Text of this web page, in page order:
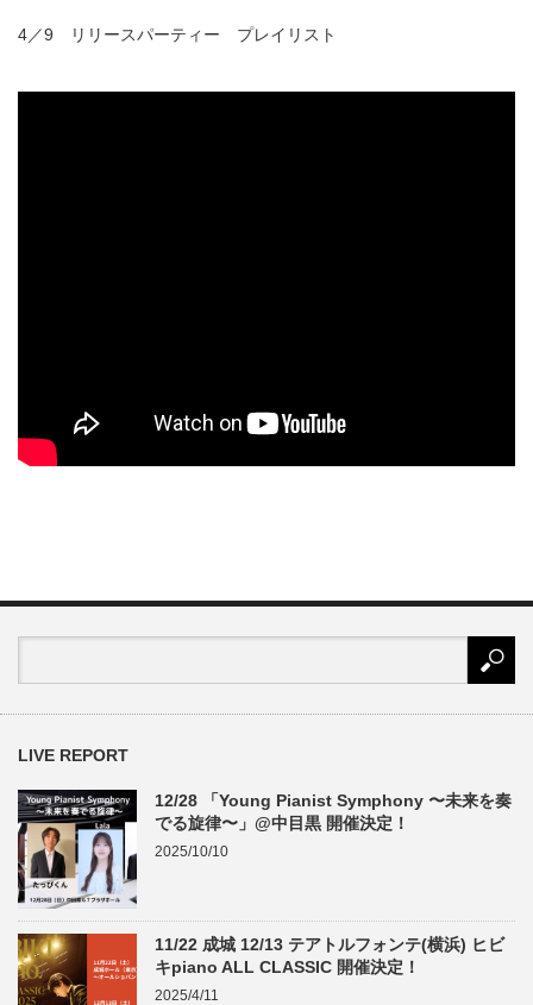
4／9 リリースパーティー プレイリスト
LIVE REPORT
12/28 「Young Pianist Symphony 〜未来を奏
でる旋律〜」@中目黒 開催決定！
2025/10/10
11/22 成城 12/13 テアトルフォンテ(横浜) ヒビ
キpiano ALL CLASSIC 開催決定！
2025/4/11